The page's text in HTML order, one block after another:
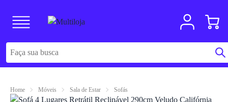
Home Móveis Sala de Estar Sofás